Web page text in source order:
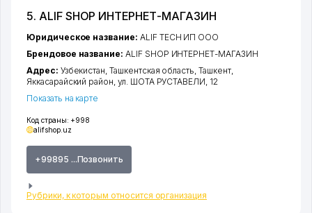
5. ALIF SHOP ИНТЕРНЕТ-МАГАЗИН
Код страны: +998
alifshop.uz
+99895 ...Позвонить
Рубрики, к которым относится организация
Юридическое название: ALIF TECH ИП ООО
Брендовое название: ALIF SHOP ИНТЕРНЕТ-МАГАЗИН
Адрес: Узбекистан,Ташкентская область ,Ташкент,
Яккасарайский район ул. ШОТА РУСТАВЕЛИ , 12
Показать на карте